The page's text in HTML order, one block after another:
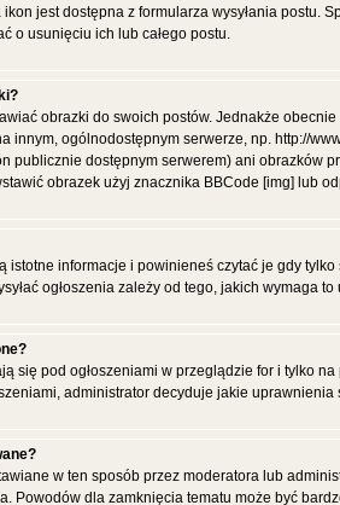
ikon jest dostępna z formularza wysyłania
o usunięciu ich lub całego postu.
obrazki do swoich postów. Jednakże
innym, ogólnodostępnym serwerze, np. http://
publicznie dostępnym serwerem) ani obrazków
obrazek użyj znacznika BBCode [img] lub
istotne informacje i powinieneś czytać je gdy
ogłoszenia zależy od tego, jakich wymaga
się pod ogłoszeniami w przeglądzie for i tylko
administrator decyduje jakie
w ten sposób przez moderatora lub
Powodów dla zamknięcia tematu może być